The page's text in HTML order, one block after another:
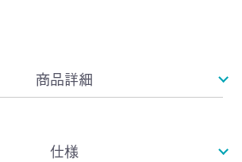
商品詳細
仕様